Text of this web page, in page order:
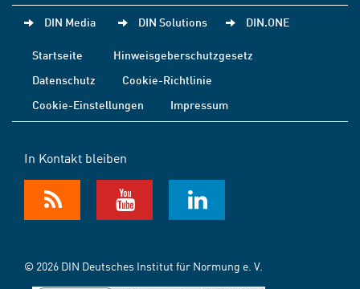
DIN Media DIN Solutions DIN.ONE
Startseite
Hinweisgeberschutzgesetz
Datenschutz
Cookie-Richtlinie
Cookie-Einstellungen
Impressum
In Kontakt bleiben
© 2026 DIN Deutsches Institut für Normung e. V.